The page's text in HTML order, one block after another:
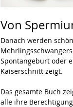
Von
Danach werden
Spontangeburt oder
Kaiserschnitt zeigt.
Das gesamte Buch
alle ihre